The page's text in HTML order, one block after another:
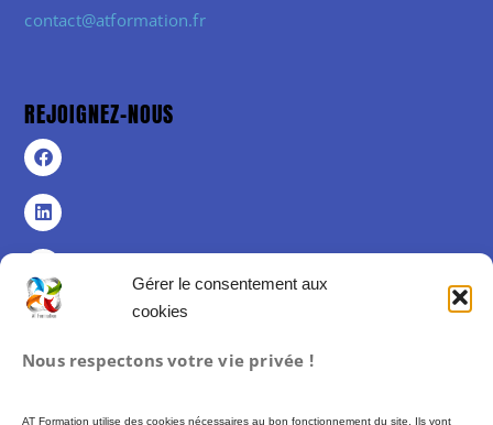
Gérer le consentement aux
cookies
Nous respectons votre vie privée !
AT Formation utilise des cookies nécessaires au bon fonctionnement du site. Ils vont
contact@atformation.fr
REJOIGNEZ-NOUS
Politique de cookies (UE)